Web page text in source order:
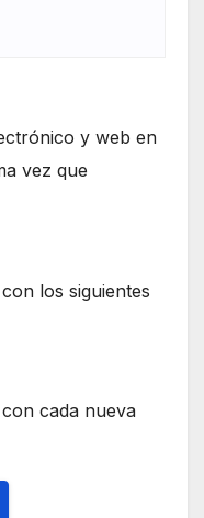
y web en
vez que
los siguientes
cada nueva